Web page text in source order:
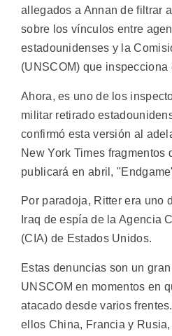
allegados a Annan de filtrar
sobre los vínculos entre
estadounidenses y la
(UNSCOM) que inspecciona
Ahora, es uno de los
militar retirado
confirmó esta versión al
New York Times fragmentos
publicará en abril,
Por paradoja, Ritter era uno
Iraq de espía de la Agencia
(CIA) de Estados Unidos.
Estas denuncias son un
UNSCOM en momentos en
atacado desde varios
ellos China, Francia y